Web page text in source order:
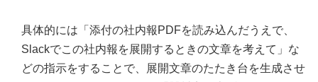
具体的には「添付の社内報PDFを読み込んだうえで、
Slackでこの社内報を展開するときの文章を考えて」な
どの指示をすることで、展開文章のたたき台を生成させ